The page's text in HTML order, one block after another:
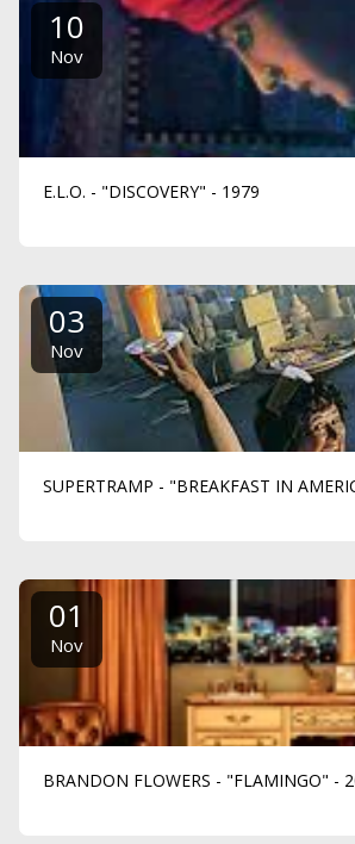
10
Nov
E.L.O. - "DISCOVERY" - 1979
03
Nov
SUPERTRAMP - "BREAKFAST IN
01
Nov
BRANDON FLOWERS - "FLAMINGO" -